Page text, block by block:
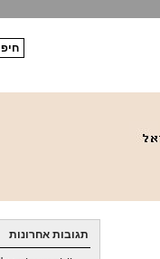
תגובות אחרונות